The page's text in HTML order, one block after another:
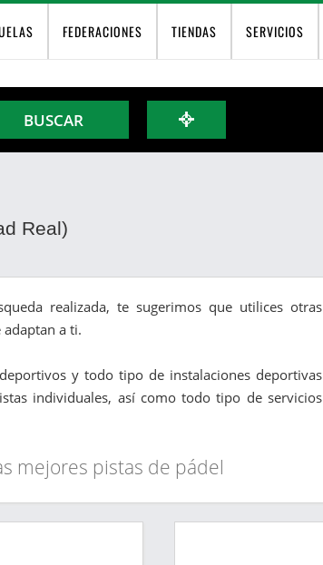
FEDERACIONES TIENDAS SERVICIOS
BUSCAR
Real)
realizada, te sugerimos que utilices otras
a ti.
y todo tipo de instalaciones deportivas
individuales, así como todo tipo de servicios
mejores pistas de pádel